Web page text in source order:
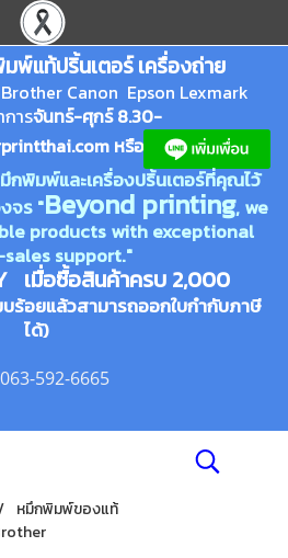
มพ์แท้ปริ้นเตอร์ เครื่องถ่าย
Canon Epson Lexmark
การจันทร์-ศุกร์ 8.30-
tthai.com หรือ
พิมพ์และเครื่องปริ้นเตอร์ที่คุณไว้
จร "Beyond printing, we
products with exceptional
support."
เมื่อซื้อสินค้าครบ 2,000
บร้อยแล้วสามารถออกใบกำกับภาษี
ได้)
063-592-6665
หมึกพิมพ์ของแท้